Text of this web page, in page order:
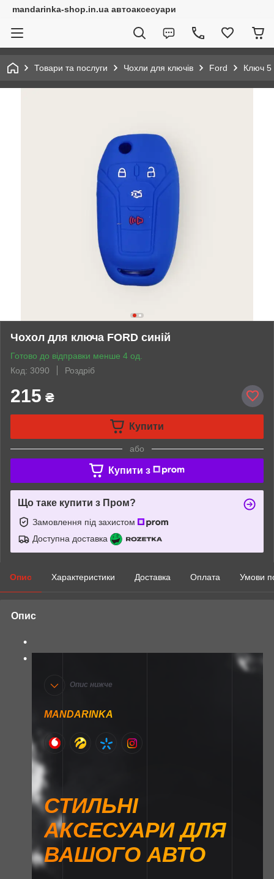
mandarinka-shop.in.ua автоаксесуари
Товари та послуги Чохли для ключів Ford Ключ 5
Чохол для ключа FORD синій
Готово до відправки менше 4 од.
Код: 3090
Роздріб
215 ₴
Купити
або
Купити з
Що таке купити з Пром?
Замовлення під захистом
Доступна доставка
Опис Характеристики Доставка Оплата Умови
Опис
Опис нижче
MANDARINKA
СТИЛЬНІ
АКСЕСУАРИ ДЛЯ
ВАШОГО АВТО